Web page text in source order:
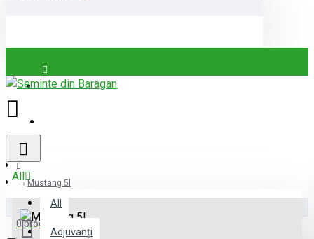
Login
All
All
Adjuvanți
0 produs(e) - 0 lei
Mustang 5l